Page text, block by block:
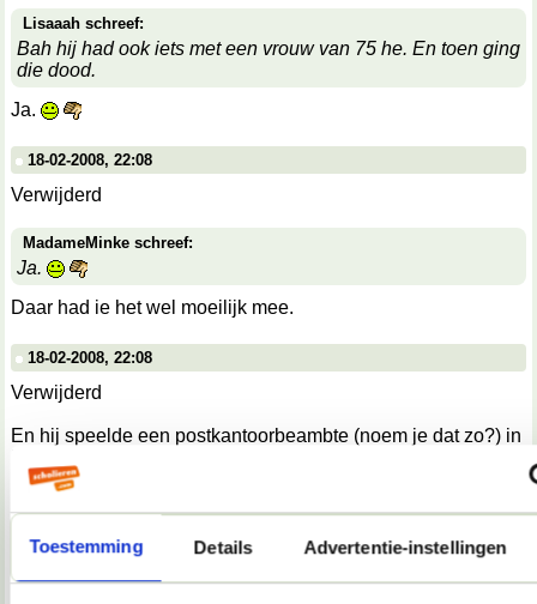
Toestemming Details Advertentie-instellingen
Lisaaah schreef:
Bah hij had ook iets met een vrouw van 75 he. En toen ging
die dood.
Ja.
18-02-2008, 22:08
Verwijderd
MadameMinke schreef:
Ja.
Daar had ie het wel moeilijk mee.
18-02-2008, 22:08
Verwijderd
En hij speelde een postkantoorbeambte (noem je dat zo?) in
geschreven, maar hij vond het maar niets, want hij moest de
over wachten. Vond ik wel mooi.